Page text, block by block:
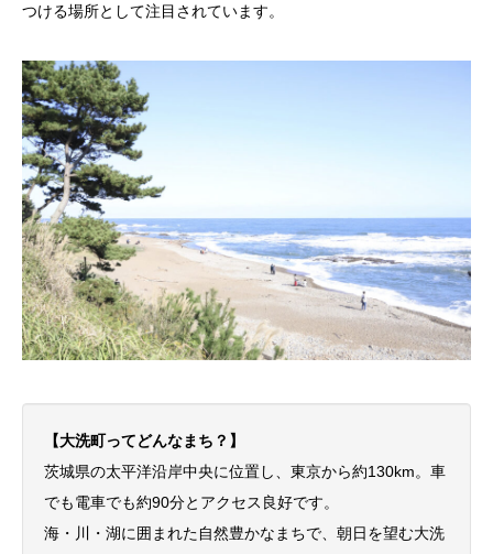
つける場所として注目されています。
【大洗町ってどんなまち？】
茨城県の太平洋沿岸中央に位置し、東京から約130km。車
でも電車でも約90分とアクセス良好です。
海・川・湖に囲まれた自然豊かなまちで、朝日を望む大洗